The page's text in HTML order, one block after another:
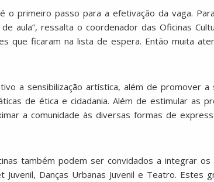
o primeiro passo para a efetivação da vaga.
aula”, ressalta o coordenador das Oficinas
que ficaram na lista de espera. Então muita
a sensibilização artística, além de promover
de ética e cidadania. Além de estimular as
a comunidade às diversas formas de
também podem ser convidados a integrar os
Juvenil, Danças Urbanas Juvenil e Teatro. Estes